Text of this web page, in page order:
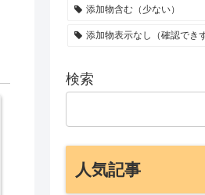
添加物含む（少ない）
添加物表示なし（確認できず
検索
人気記事